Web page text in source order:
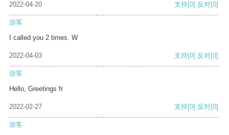
2022-04-20 支持[0] 反对[0]
游客
I called you 2 times. W
2022-04-03 支持[0] 反对[0]
游客
Hello, Greetings fr
2022-02-27 支持[0] 反对[0]
游客